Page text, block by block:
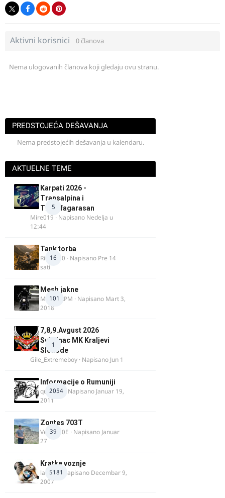
Aktivni korisnici 0 članova
Nema ulogovanih članova koji gledaju ovu stranu.
PREDSTOJEĆA DEŠAVANJA
Nema predstojećih dešavanja u kalendaru.
AKTUELNE TEME
5
Karpati 2026 -
Transalpina i
Transfagarasan
Mire019 · Napisano Nedelja u
12:44
16
Tank torba
Rider000 · Napisano Pre 14
sati
101
Mesh jakne
MostarRPM · Napisano Mart 3,
2018
1
7,8,9.Avgust 2026
Svilajnac MK Kraljevi
Slobode
Gile_Extremeboy · Napisano Jun 1
2054
Informacije o Rumuniji
quasaar · Napisano Januar 19,
2011
39
Zontes 703T
Verdi350E · Napisano Januar
27
5181
Kratke voznje
lalajko· Napisano Decembar 9,
2007